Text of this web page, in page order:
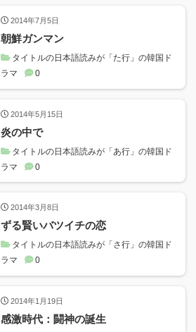
2014年7月5日
朝鮮ガンマン
タイトルの日本語読みが「た行」の韓国ド
ラマ
0
2014年5月15日
炎の中で
タイトルの日本語読みが「あ行」の韓国ド
ラマ
0
2014年3月8日
ずる賢いバツイチの恋
タイトルの日本語読みが「さ行」の韓国ド
ラマ
0
2014年1月19日
感激時代：闘神の誕生